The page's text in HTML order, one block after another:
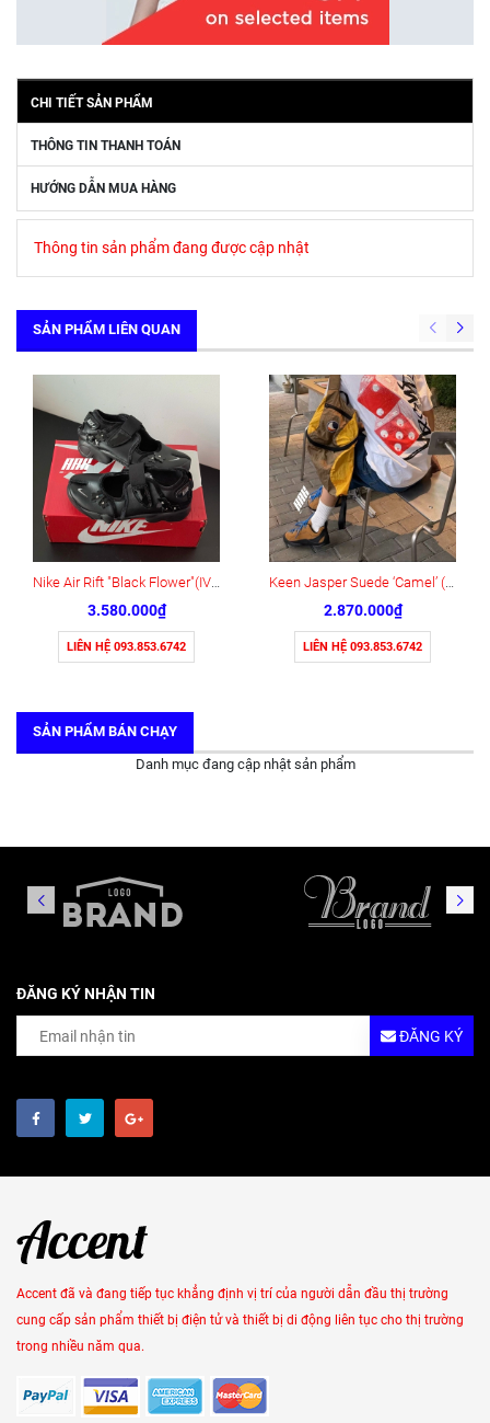
CHI TIẾT SẢN PHẨM
THÔNG TIN THANH TOÁN
HƯỚNG DẪN MUA HÀNG
Thông tin sản phẩm đang được cập nhật
SẢN PHẨM LIÊN QUAN
Nike Air Rift "Black Flower"(IV5682-001)
3.580.000₫
LIÊN HỆ 093.853.6742
Keen Jasper Suede ‘Camel’ (1004337)
2.870.000₫
LIÊN HỆ 093.853.6742
SẢN PHẨM BÁN CHẠY
Danh mục đang cập nhật sản phẩm
ĐĂNG KÝ NHẬN TIN
ĐĂNG KÝ
Accent đã và đang tiếp tục khẳng định vị trí của người dẫn đầu thị trường
cung cấp sản phẩm thiết bị điện tử và thiết bị di động liên tục cho thị trường
trong nhiều năm qua.